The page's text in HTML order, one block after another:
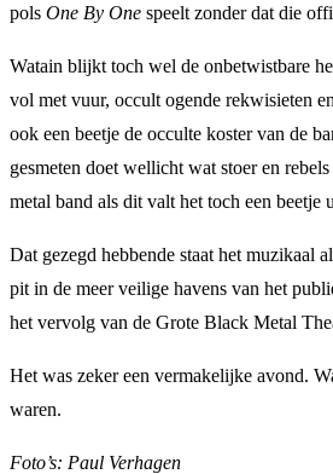
pols One By One speelt zonder dat die
Watain blijkt toch wel de onbetwistbare
vol met vuur, occult ogende rekwisieten
ook een beetje de occulte koster van de
gesmeten doet wellicht wat stoer en
metal band als dit valt het toch een
Dat gezegd hebbende staat het muzikaal
pit in de meer veilige havens van het
het vervolg van de Grote Black Metal
Het was zeker een vermakelijke avond.
waren.
Foto’s: Paul Verhagen